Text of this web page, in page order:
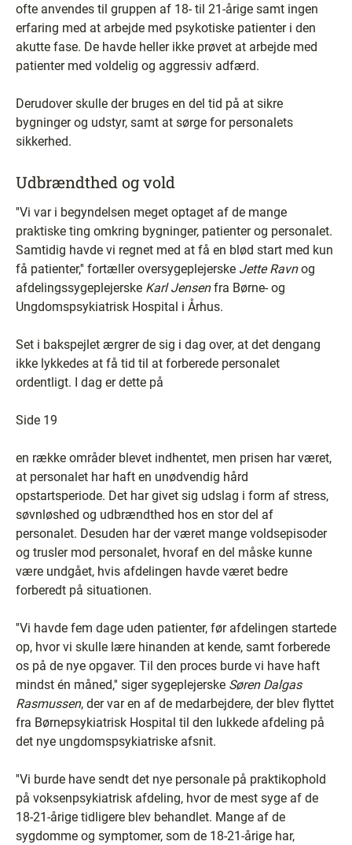
ofte anvendes til gruppen af 18- til 21-årige samt ingen
erfaring med at arbejde med psykotiske patienter i den
akutte fase. De havde heller ikke prøvet at arbejde med
patienter med voldelig og aggressiv adfærd.
Derudover skulle der bruges en del tid på at sikre
bygninger og udstyr, samt at sørge for personalets
sikkerhed.
Udbrændthed og vold
''Vi var i begyndelsen meget optaget af de mange
praktiske ting omkring bygninger, patienter og personalet.
Samtidig havde vi regnet med at få en blød start med kun
få patienter,'' fortæller oversygeplejerske Jette Ravnog
afdelingssygeplejerske Karl Jensenfra Børne- og
Ungdomspsykiatrisk Hospital i Århus.
Set i bakspejlet ærgrer de sig i dag over, at det dengang
ikke lykkedes at få tid til at forberede personalet
ordentligt. I dag er dette på
Side 19
en række områder blevet indhentet, men prisen har været,
at personalet har haft en unødvendig hård
opstartsperiode. Det har givet sig udslag i form af stress,
søvnløshed og udbrændthed hos en stor del af
personalet. Desuden har der været mange voldsepisoder
og trusler mod personalet, hvoraf en del måske kunne
være undgået, hvis afdelingen havde været bedre
forberedt på situationen.
''Vi havde fem dage uden patienter, før afdelingen startede
op, hvor vi skulle lære hinanden at kende, samt forberede
os på de nye opgaver. Til den proces burde vi have haft
mindst én måned,'' siger sygeplejerske Søren Dalgas
Rasmussen, der var en af de medarbejdere, der blev flyttet
fra Børnepsykiatrisk Hospital til den lukkede afdeling på
det nye ungdomspsykiatriske afsnit.
''Vi burde have sendt det nye personale på praktikophold
på voksenpsykiatrisk afdeling, hvor de mest syge af de
18-21-årige tidligere blev behandlet. Mange af de
sygdomme og symptomer, som de 18-21-årige har,